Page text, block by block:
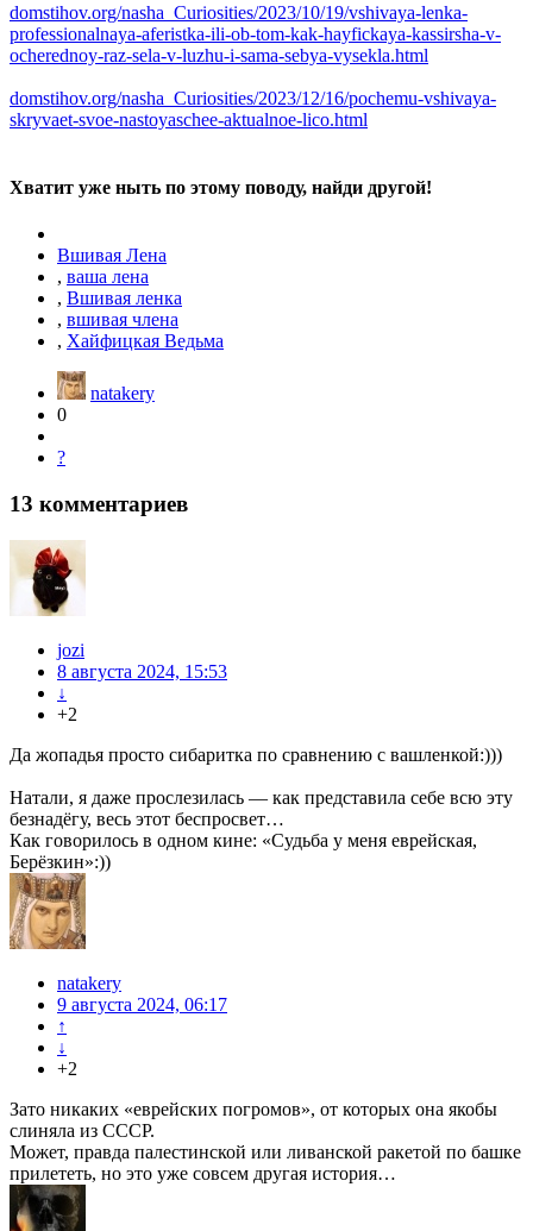
domstihov.org/nasha_Curiosities/2023/10/19/vshivaya-lenka-
professionalnaya-aferistka-ili-ob-tom-kak-hayfickaya-kassirsha-v-
ocherednoy-raz-sela-v-luzhu-i-sama-sebya-vysekla.html
domstihov.org/nasha_Curiosities/2023/12/16/pochemu-vshivaya-
skryvaet-svoe-nastoyaschee-aktualnoe-lico.html
Хватит уже ныть по этому поводу, найди другой!
Вшивая Лена
, ваша лена
, Вшивая ленка
, вшивая члена
, Хайфицкая Ведьма
natakery
0
?
13 комментариев
jozi
8 августа 2024, 15:53
↓
+2
Да жопадья просто сибаритка по сравнению с вашленкой:)))
Натали, я даже прослезилась — как представила себе всю эту
безнадёгу, весь этот беспросвет…
Как говорилось в одном кине: «Судьба у меня еврейская,
Берёзкин»:))
natakery
9 августа 2024, 06:17
↑
↓
+2
Зато никаких «еврейских погромов», от которых она якобы
слиняла из СССР.
Может, правда палестинской или ливанской ракетой по башке
прилететь, но это уже совсем другая история…